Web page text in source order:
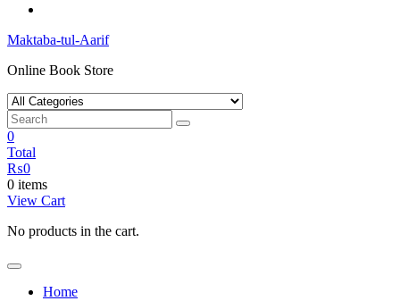
Maktaba-tul-Aarif
Online Book Store
0
Total
₨0
0 items
View Cart
No products in the cart.
Home